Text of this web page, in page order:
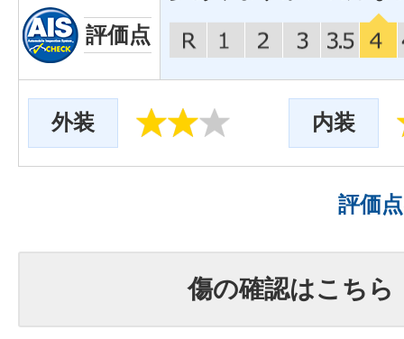
評価点
外装 内装
評価
傷の確認はこちら